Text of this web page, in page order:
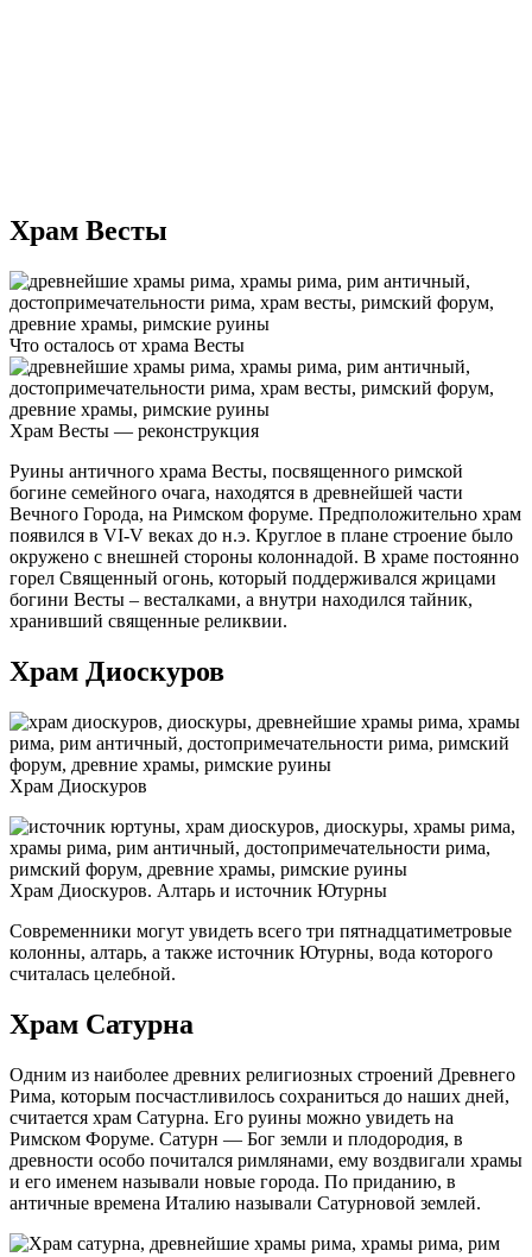
Храм Весты
Что осталось от храма Весты
Храм Весты — реконструкция
Руины античного храма Весты, посвященного римской
богине семейного очага, находятся в древнейшей части
Вечного Города, на Римском форуме. Предположительно храм
появился в VI-V веках до н.э. Круглое в плане строение было
окружено с внешней стороны колоннадой. В храме постоянно
горел Священный огонь, который поддерживался жрицами
богини Весты – весталками, а внутри находился тайник,
хранивший священные реликвии.
Храм Диоскуров
Храм Диоскуров
Храм Диоскуров. Алтарь и источник Ютурны
Современники могут увидеть всего три пятнадцатиметровые
колонны, алтарь, а также источник Ютурны, вода которого
считалась целебной.
Храм Сатурна
Одним из наиболее древних религиозных строений Древнего
Рима, которым посчастливилось сохраниться до наших дней,
считается храм Сатурна. Его руины можно увидеть на
Римском Форуме. Сатурн — Бог земли и плодородия, в
древности особо почитался римлянами, ему воздвигали храмы
и его именем называли новые города. По приданию, в
античные времена Италию называли Сатурновой землей.